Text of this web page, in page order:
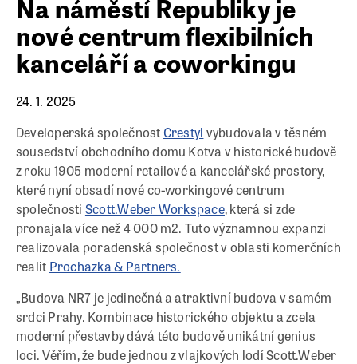
Na náměstí Republiky je
nové centrum flexibilních
kanceláří a coworkingu
24. 1. 2025
Developerská společnostCrestyl vybudovala v těsném
sousedství obchodního domu Kotva v historické budově
z roku 1905 moderní retailové a kancelářské prostory,
které nyní obsadí nové co-workingové centrum
společnosti Scott.Weber Workspace, která si zde
pronajala více než 4 000 m2. Tuto významnou expanzi
realizovala poradenská společnost v oblasti komerčních
realit Prochazka & Partners.
„Budova NR7 je jedinečná a atraktivní budova v samém
srdci Prahy. Kombinace historického objektu a zcela
moderní přestavby dává této budově unikátní genius
loci. Věřím, že bude jednou z vlajkových lodí Scott.Weber